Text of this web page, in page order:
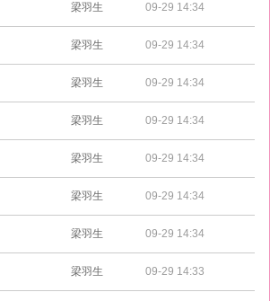
梁羽生 09-29 14:34
梁羽生 09-29 14:34
梁羽生 09-29 14:34
梁羽生 09-29 14:34
梁羽生 09-29 14:34
梁羽生 09-29 14:34
梁羽生 09-29 14:34
梁羽生 09-29 14:33